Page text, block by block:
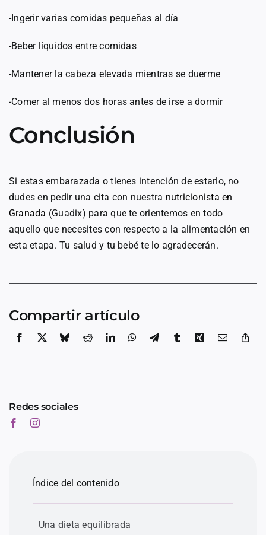
-Ingerir varias comidas pequeñas al día
-Beber líquidos entre comidas
-Mantener la cabeza elevada mientras se duerme
-Comer al menos dos horas antes de irse a dormir
Conclusión
Si estas embarazada o tienes intención de estarlo, no
dudes en pedir una cita con nuestra nutricionista en
Granada (Guadix) para que te orientemos en todo
aquello que necesites con respecto a la alimentación en
esta etapa. Tu salud y tu bebé te lo agradecerán.
Compartir artículo
Redes sociales
Índice del contenido
Una dieta equilibrada